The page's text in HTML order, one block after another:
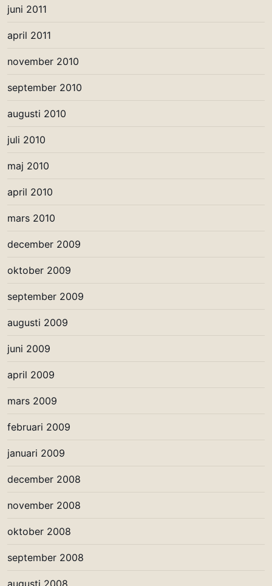
juni 2011
april 2011
november 2010
september 2010
augusti 2010
juli 2010
maj 2010
april 2010
mars 2010
december 2009
oktober 2009
september 2009
augusti 2009
juni 2009
april 2009
mars 2009
februari 2009
januari 2009
december 2008
november 2008
oktober 2008
september 2008